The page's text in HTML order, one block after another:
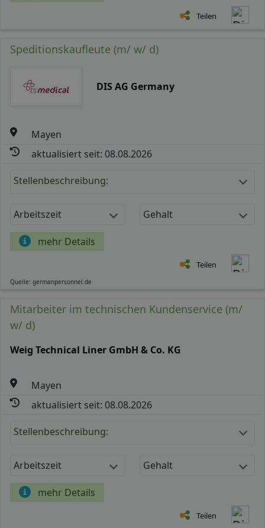
Teilen
Speditionskaufleute (m/ w/ d)
DIS AG Germany
Mayen
aktualisiert seit: 08.08.2026
Stellenbeschreibung:
Arbeitszeit Gehalt
mehr Details
Teilen
Quelle: germanpersonnel.de
Mitarbeiter im technischen Kundenservice (m/
w/ d)
Weig Technical Liner GmbH & Co. KG
Mayen
aktualisiert seit: 08.08.2026
Stellenbeschreibung:
Arbeitszeit Gehalt
mehr Details
Teilen